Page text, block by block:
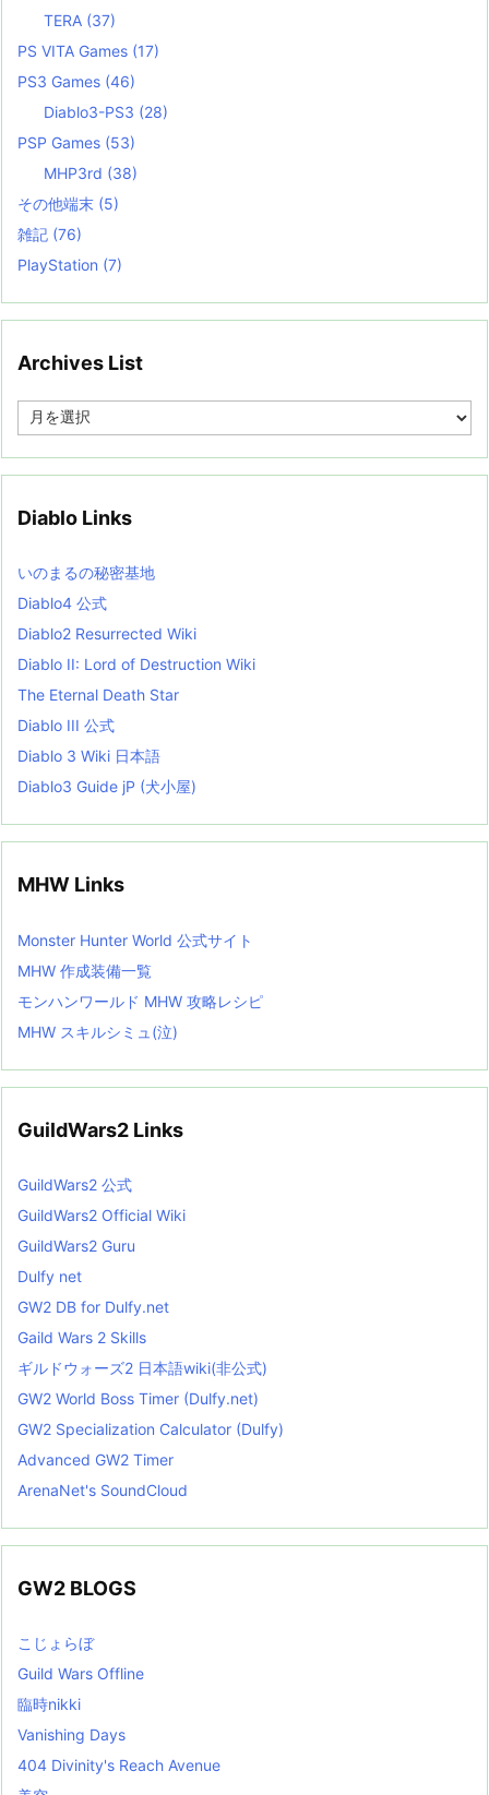
TERA (37)
PS VITA Games (17)
PS3 Games (46)
Diablo3-PS3 (28)
PSP Games (53)
MHP3rd (38)
その他端末 (5)
雑記 (76)
PlayStation (7)
Archives List
e
i
s
t
Diablo Links
いのまるの秘密基地
Diablo4 公式
Diablo2 Resurrected Wiki
Diablo II: Lord of Destruction Wiki
The Eternal Death Star
Diablo III 公式
Diablo 3 Wiki 日本語
Diablo3 Guide jP (犬小屋)
MHW Links
Monster Hunter World 公式サイト
MHW 作成装備一覧
モンハンワールド MHW 攻略レシピ
MHW スキルシミュ(泣)
GuildWars2 Links
GuildWars2 公式
GuildWars2 Official Wiki
GuildWars2 Guru
Dulfy net
GW2 DB for Dulfy.net
Gaild Wars 2 Skills
ギルドウォーズ2 日本語wiki(非公式)
GW2 World Boss Timer (Dulfy.net)
GW2 Specialization Calculator (Dulfy)
Advanced GW2 Timer
ArenaNet's SoundCloud
GW2 BLOGS
こじょらぼ
Guild Wars Offline
臨時nikki
Vanishing Days
404 Divinity's Reach Avenue